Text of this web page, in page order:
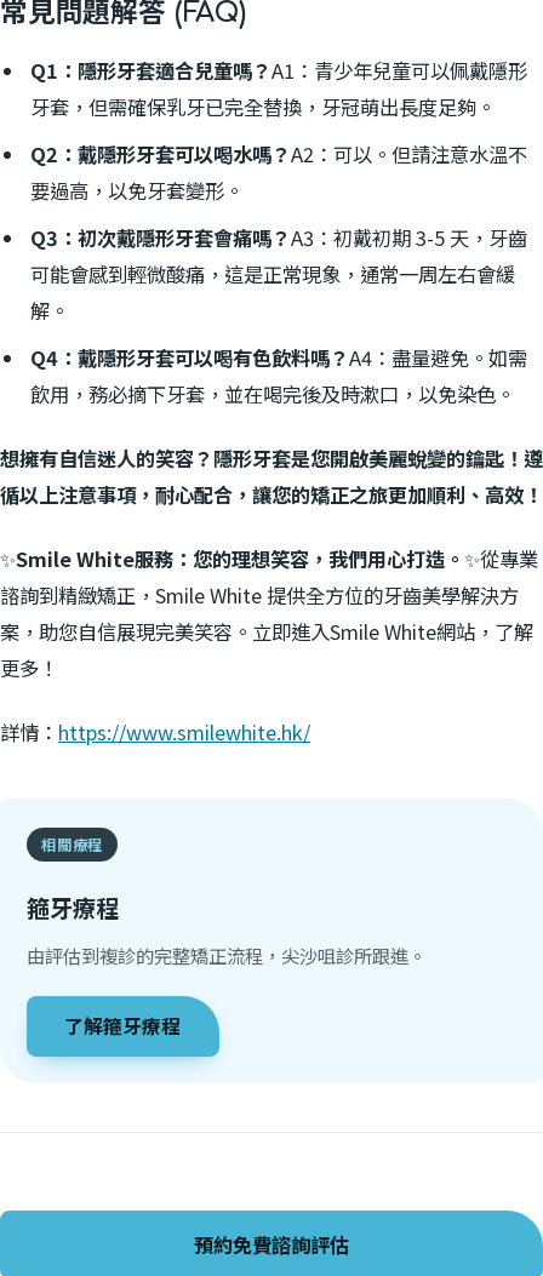
常見問題解答 (FAQ)
Q1：隱形牙套適合兒童嗎？A1：青少年兒童可以佩戴隱形
牙套，但需確保乳牙已完全替換，牙冠萌出長度足夠。
Q2：戴隱形牙套可以喝水嗎？A2：可以。但請注意水溫不
要過高，以免牙套變形。
Q3：初次戴隱形牙套會痛嗎？A3：初戴初期 3-5 天，牙齒
可能會感到輕微酸痛，這是正常現象，通常一周左右會緩
解。
Q4：戴隱形牙套可以喝有色飲料嗎？A4：盡量避免。如需
飲用，務必摘下牙套，並在喝完後及時漱口，以免染色。
想擁有自信迷人的笑容？隱形牙套是您開啟美麗蛻變的鑰匙！遵
循以上注意事項，耐心配合，讓您的矯正之旅更加順利、高效！
✨Smile White服務：您的理想笑容，我們用心打造。 ✨從專業
諮詢到精緻矯正，Smile White 提供全方位的牙齒美學解決方
案，助您自信展現完美笑容。立即進入Smile White網站，了解
更多！
詳情： https://www.smilewhite.hk/
相關療程
箍牙療程
由評估到複診的完整矯正流程，尖沙咀診所跟進。
了解箍牙療程
預約免費諮詢評估